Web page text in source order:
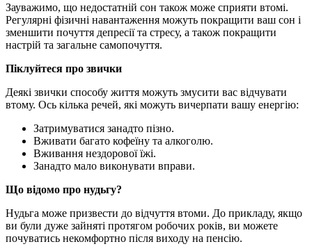
Зауважимо, що недостатній сон також може сприяти втомі.
Регулярні фізичні навантаження можуть покращити ваш сон і
зменшити почуття депресії та стресу, а також покращити
настрій та загальне самопочуття.
Піклуйтеся про звички
Деякі звички способу життя можуть змусити вас відчувати
втому. Ось кілька речей, які можуть вичерпати вашу енергію:
Затримуватися занадто пізно.
Вживати багато кофеїну та алкоголю.
Вживання нездорової їжі.
Занадто мало виконувати вправи.
Що відомо про нудьгу?
Нудьга може призвести до відчуття втоми. До прикладу, якщо
ви були дуже зайняті протягом робочих років, ви можете
почуватись некомфортно після виходу на пенсію.